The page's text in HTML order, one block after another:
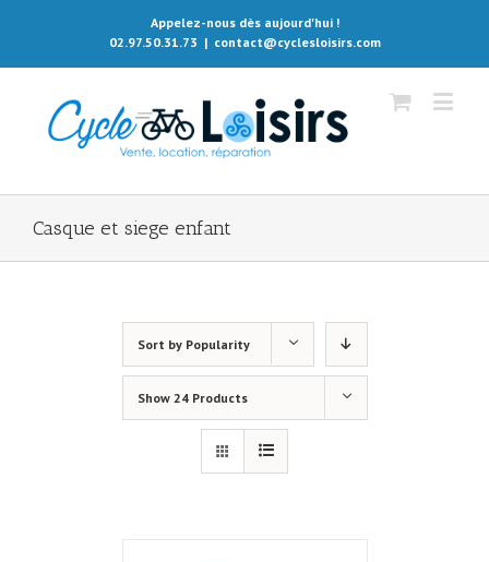
Appelez-nous dès aujourd'hui !
02.97.50.31.73 | contact@cyclesloisirs.com
Casque et siege enfant
Sort by Popularity
Show 24 Products